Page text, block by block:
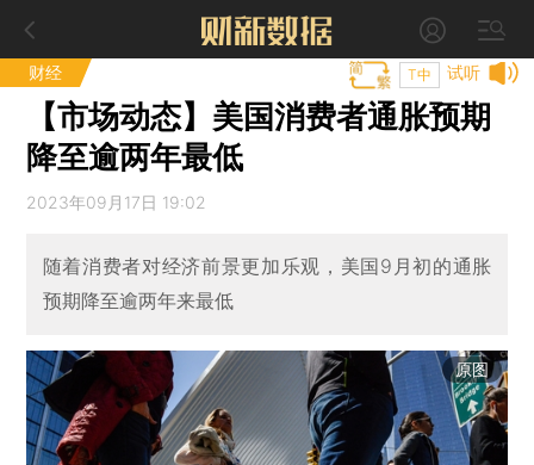
财经 试听
T中
【市场动态】美国消费者通胀预期
降至逾两年最低
2023年09月17日 19:02
随着消费者对经济前景更加乐观，美国9月初的通胀
预期降至逾两年来最低
原图